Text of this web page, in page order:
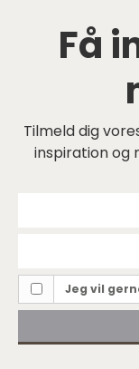
Få
Tilmeld dig
inspiration og
Jeg vil